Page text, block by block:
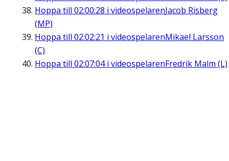
Hoppa till 02:00:28 i videospelarenJacob Risberg
(MP)
Hoppa till 02:02:21 i videospelarenMikael Larsson
(C)
Hoppa till 02:07:04i videospelarenFredrik Malm (L)